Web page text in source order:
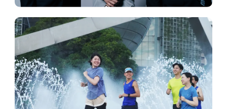
E-VALUE’s Staff
スタッフ紹介